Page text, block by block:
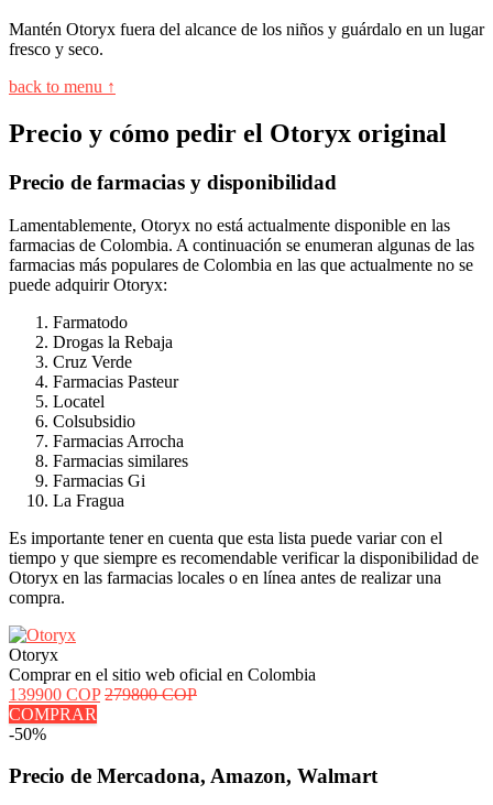
Mantén Otoryx fuera del alcance de los niños y guárdalo en un lugar
fresco y seco.
back to menu ↑
Precio y cómo pedir el Otoryx original
Precio de farmacias y disponibilidad
Lamentablemente, Otoryx no está actualmente disponible en las
farmacias de Colombia. A continuación se enumeran algunas de las
farmacias más populares de Colombia en las que actualmente no se
puede adquirir Otoryx:
Farmatodo
Drogas la Rebaja
Cruz Verde
Farmacias Pasteur
Locatel
Colsubsidio
Farmacias Arrocha
Farmacias similares
Farmacias Gi
La Fragua
Es importante tener en cuenta que esta lista puede variar con el
tiempo y que siempre es recomendable verificar la disponibilidad de
Otoryx en las farmacias locales o en línea antes de realizar una
compra.
Otoryx
Comprar en el sitio web oficial en Colombia
139900 COP 279800 COP
COMPRAR
-50%
Precio de Mercadona, Amazon, Walmart